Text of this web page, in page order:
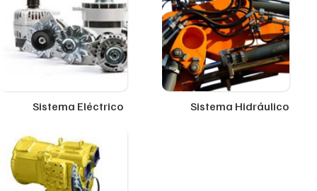
Sistema Eléctrico Sistema Hidráulico